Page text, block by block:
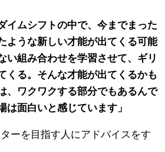
イムシフトの中で、今までまった
ような新しい才能が出てくる可能
い組み合わせを学習させて、ギリ
くる。そんな才能が出てくるかも
、ワクワクする部分でもあるんで
面白いと感じています」
ーを目指す人にアドバイスをす